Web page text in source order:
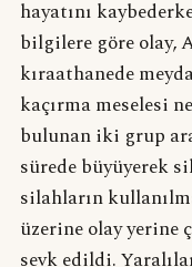
hayatını
bilgilere göre olay,
kıraathanede
kaçırma meselesi
bulunan iki grup
sürede büyüyerek
silahların
üzerine olay yerine
sevk edildi.